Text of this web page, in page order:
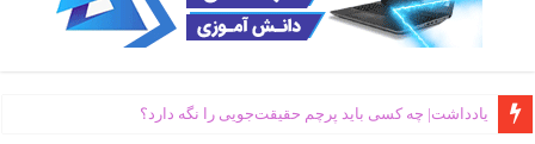
یادداشت| ‌چه کسی باید پرچم حقیقت‌جویی را نگه دارد؟